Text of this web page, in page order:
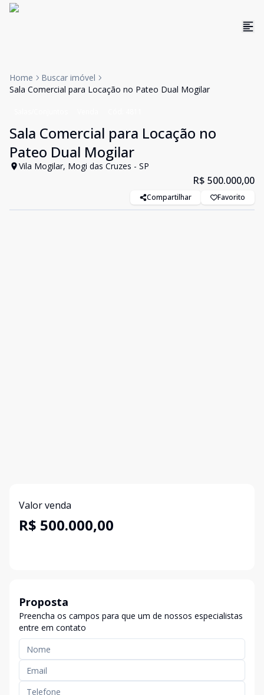
Home
Buscar imóvel
Sala Comercial para Locação no Pateo Dual Mogilar
Sala Comercial para Locação no
Pateo Dual Mogilar
Vila Mogilar, Mogi das Cruzes - SP
R$ 500.000,00
Compartilhar Favorito
Valor venda
R$ 500.000,00
Proposta
Preencha os campos para que um de nossos especialistas
entre em contato